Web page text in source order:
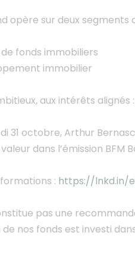
opère sur deux segments
fonds immobiliers
immobilier
aux intérêts
31 octobre, Arthur
dans l’émission BFM
: https://lnkd.in/
pas une
de nos fonds est investi